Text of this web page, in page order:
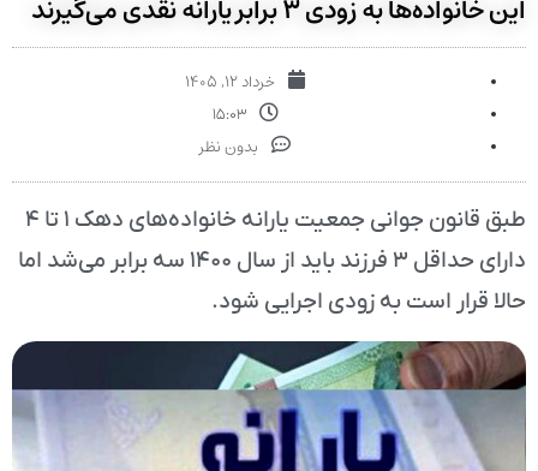
این خانواده‌ها به زودی ۳ برابر یارانه نقدی می‌گیرند
خرداد ۱۲, ۱۴۰۵
۱۵:۰۳
بدون نظر
طبق قانون جوانی جمعیت یارانه خانواده‌های دهک ۱ تا ۴
دارای حداقل ۳ فرزند باید از سال ۱۴۰۰ سه برابر می‌شد اما
حالا قرار است به زودی اجرایی شود.